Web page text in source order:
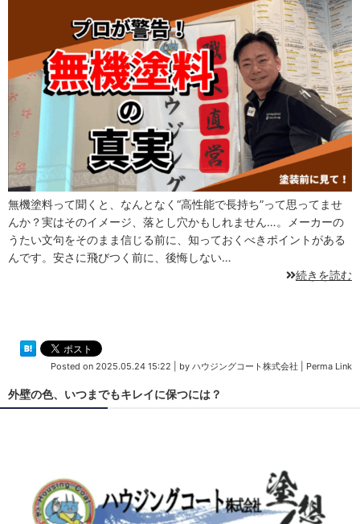
無機塗料って聞くと、なんとなく“高性能で長持ち”って思ってませ
んか？実はそのイメージ、落とし穴かもしれません…。メーカーの
うたい文句をそのまま信じる前に、知っておくべきポイントがある
んです。安さに飛びつく前に、後悔しない…
続きを読む
Posted on 2025.05.24 15:22 by ハウジングコート株式会社 Perma Link
外壁の色、いつまでもキレイに保つには？